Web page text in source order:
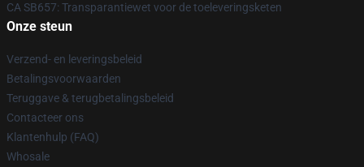
CA SB657: Transparantiewet voor de toeleveringsketen
Onze steun
Verzend- en leveringsbeleid
Betalingsvoorwaarden
Teruggave & terugbetalingsbeleid
Contacteer ons
Klantenhulp (FAQ)
Whosale